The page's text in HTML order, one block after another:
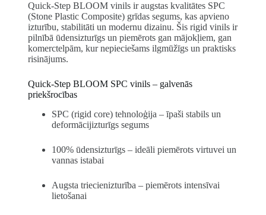
Quick-Step BLOOM vinils ir augstas kvalitātes SPC
(Stone Plastic Composite) grīdas segums, kas apvieno
izturību, stabilitāti un modernu dizainu. Šis rigid vinils ir
pilnībā ūdensizturīgs un piemērots gan mājokļiem, gan
komerctelpām, kur nepieciešams ilgmūžīgs un praktisks
risinājums.
Quick-Step BLOOM SPC vinils – galvenās
priekšrocības
SPC (rigid core) tehnoloģija – īpaši stabils un
deformācijizturīgs segums
100% ūdensizturīgs – ideāli piemērots virtuvei un
vannas istabai
Augsta triecienizturība – piemērots intensīvai
lietošanai